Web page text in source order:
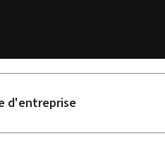
d'entreprise